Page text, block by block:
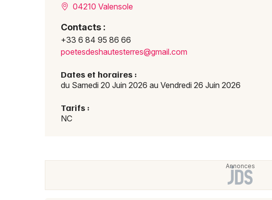
04210 Valensole
Contacts :
+33 6 84 95 86 66
poetesdeshautesterres@gmail.com
Dates et horaires :
du Samedi 20 Juin 2026 au Vendredi 26 Juin 2026
Tarifs :
NC